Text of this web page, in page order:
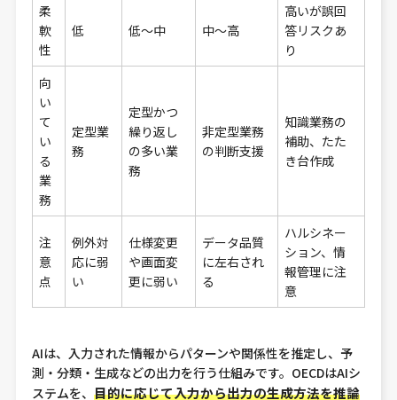
柔
軟
性
低 低〜中 中〜高
高いが誤回
答リスクあ
り
向
い
て
い
る
業
務
定型業
務
定型かつ
繰り返し
の多い業
務
非定型業務
の判断支援
知識業務の
補助、たた
き台作成
注
意
点
例外対
応に弱
い
仕様変更
や画面変
更に弱い
データ品質
に左右され
る
ハルシネー
ション、情
報管理に注
意
AIは、入力された情報からパターンや関係性を推定し、予
測・分類・生成などの出力を行う仕組みです。OECDはAIシ
ステムを、 目的に応じて入力から出力の生成方法を推論